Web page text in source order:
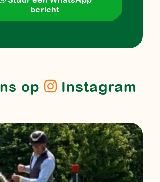
bericht
op Instagram